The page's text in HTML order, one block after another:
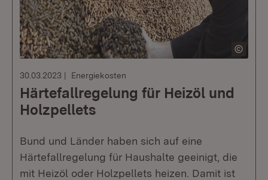
30.03.2023 Energiekosten
Härtefallregelung für Heizöl und
Holzpellets
Bund und Länder haben sich auf eine
Härtefallregelung für Haushalte geeinigt, die
mit Heizöl oder Holzpellets heizen. Damit ist